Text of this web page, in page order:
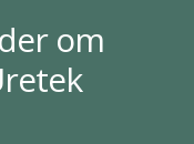
om